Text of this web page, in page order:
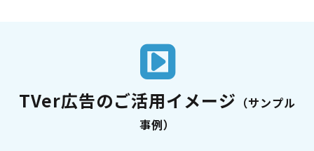
TVer広告のご活用イメージ （サンプル
事例）